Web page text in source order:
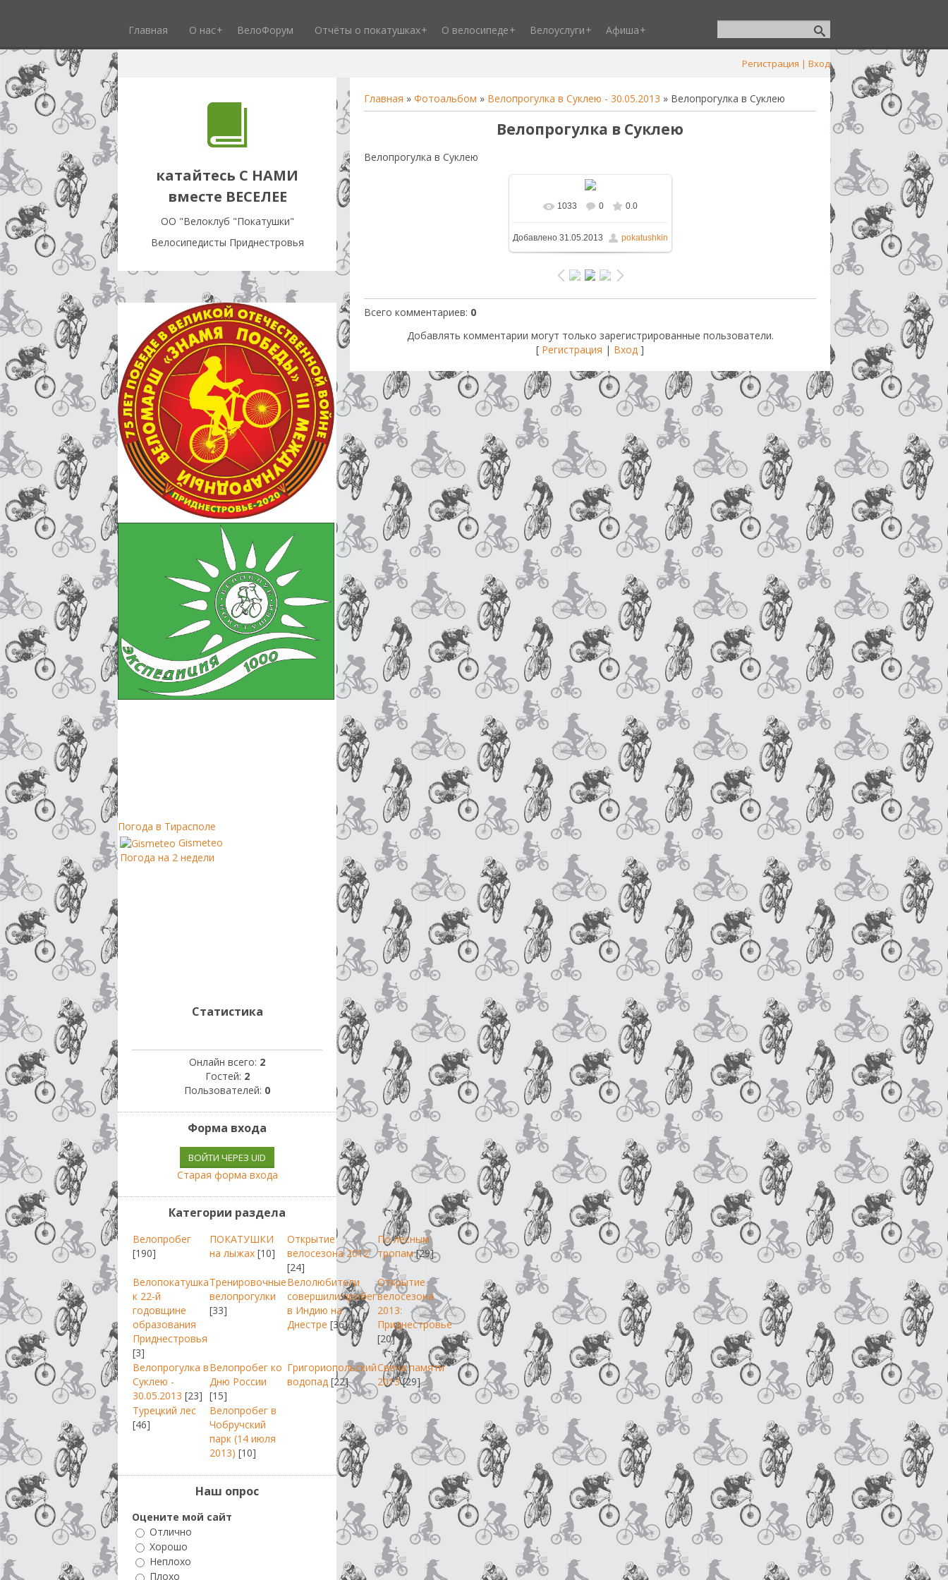
Главная О нас ВелоФорум Отчёты о покатушках О велосипеде Велоуслуги Афиша
Регистрация | Вход
катайтесь С НАМИ
вместе ВЕСЕЛЕЕ
OO "Велоклуб "Покатушки"
Велосипедисты Приднестровья
Главная » Фотоальбом » Велопрогулка в Суклею - 30.05.2013 » Велопрогулка в Суклею
Велопрогулка в Суклею
Велопрогулка в Суклею
В реальном размере 1600x1200
/ 234.7Kb
1033 0 0.0
Добавлено31.05.2013 pokatushkin
Всего комментариев: 0
Добавлять комментарии могут только зарегистрированные пользователи.
[ Регистрация | Вход ]
Погода в Тирасполе
Gismeteo
Погода на 2 недели
Статистика
Онлайн всего: 2
Гостей: 2
Пользователей: 0
Форма входа
ВОЙТИ ЧЕРЕЗ UID
Старая форма входа
Категории раздела
Велопробег
[190]
ПОКАТУШКИ
на лыжах [10]
Открытие
велосезона 2012
[24]
По лесным
тропам [29]
Велопокатушка
к 22-й
годовщине
образования
Приднестровья
[3]
Тренировочные
велопрогулки
[33]
Велолюбители
совершили пробег
в Индию на
Днестре [36]
Открытие
велосезона
2013:
Приднестровье
[20]
Велопрогулка в
Суклею -
30.05.2013 [23]
Велопробег ко
Дню России
[15]
Григориопольский
водопад [22]
Свеча памяти
2013 [29]
Турецкий лес
[46]
Велопробег в
Чобручский
парк (14 июля
2013) [10]
Наш опрос
Оцените мой сайт
Отлично
Хорошо
Неплохо
Плохо